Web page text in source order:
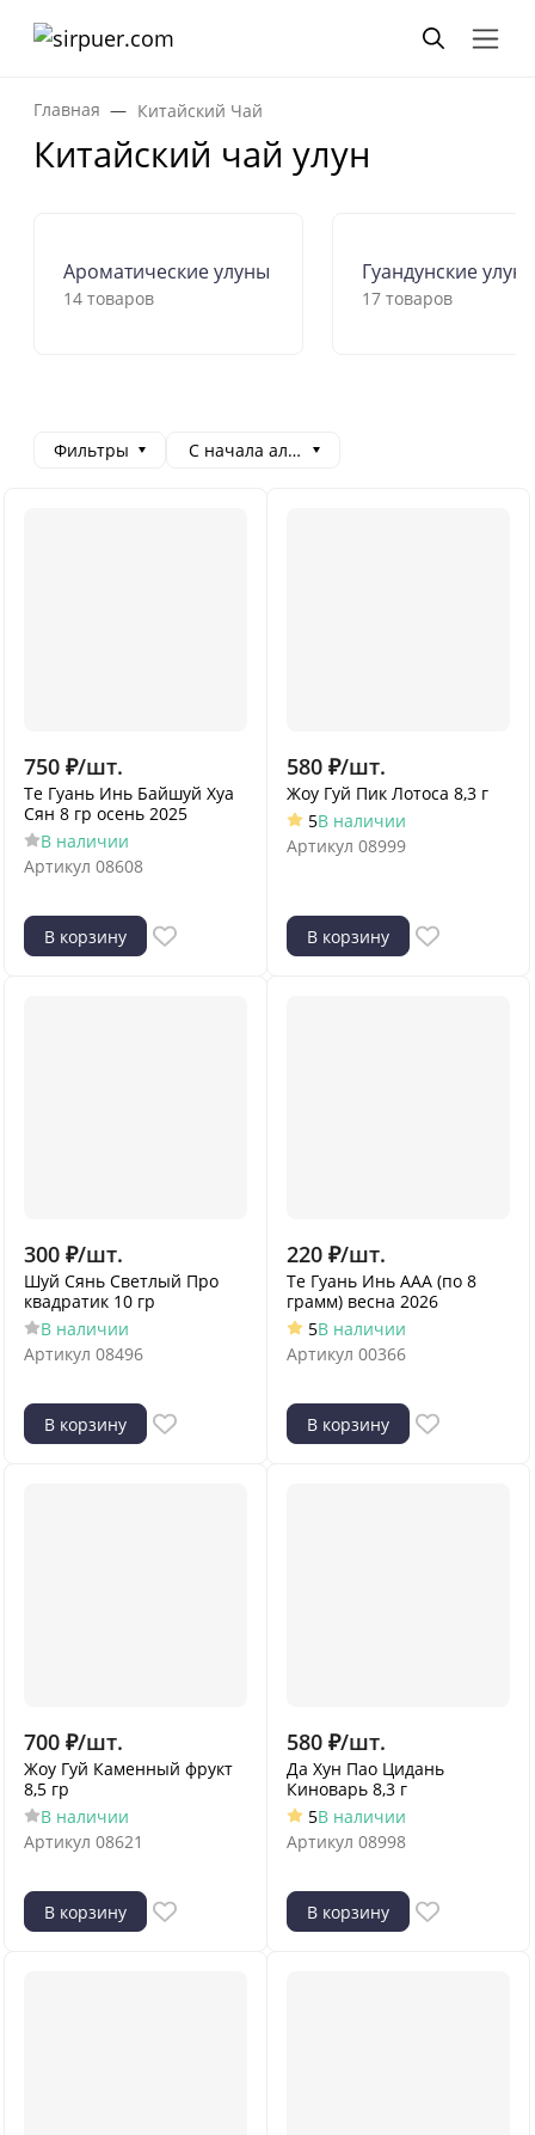
Главная Китайский Чай
Китайский чай улун
Ароматические улуны
14 товаров
Гуандунские
17 товаров
Фильтры С начала алфавита
750 ₽/шт.
Те Гуань Инь Байшуй Хуа
Сян 8 гр осень 2025
В наличии
Артикул 08608
В корзину
580 ₽/шт.
Жоу Гуй Пик Лотоса 8,3 г
5В наличии
Артикул 08999
В корзину
300 ₽/шт.
Шуй Сянь Светлый Про
квадратик 10 гр
В наличии
Артикул 08496
В корзину
220 ₽/шт.
Те Гуань Инь ААА (по 8
грамм) весна 2026
5В наличии
Артикул 00366
В корзину
700 ₽/шт.
Жоу Гуй Каменный фрукт
8,5 гр
В наличии
Артикул 08621
В корзину
580 ₽/шт.
Да Хун Пао Цидань
Киноварь 8,3 г
5В наличии
Артикул 08998
В корзину